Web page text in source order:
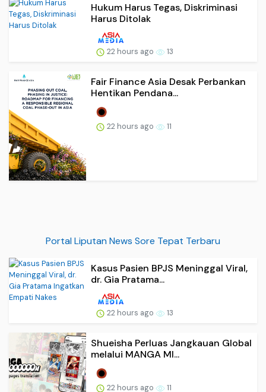
Hukum Harus Tegas, Diskriminasi
Harus Ditolak
22 hours ago 13
Fair Finance Asia Desak Perbankan
Hentikan Pendana...
22 hours ago 11
Portal Liputan News Sore Tepat Terbaru
Kasus Pasien BPJS Meninggal Viral,
dr. Gia Pratama...
22 hours ago 13
Shueisha Perluas Jangkauan Global
melalui MANGA MI...
22 hours ago 11